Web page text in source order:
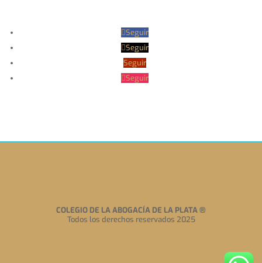
Seguir
Seguir
Seguir
Seguir
COLEGIO DE LA ABOGACÍA DE LA PLATA®
Todos los derechos reservados 2025